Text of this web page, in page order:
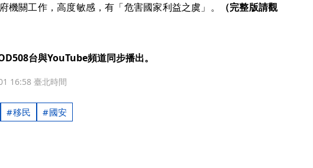
機關工作，高度敏感，有「危害國家利益之虞」。
（完整版請觀
台與YouTube頻道同步播出。
16:58 臺北時間
移民 國安